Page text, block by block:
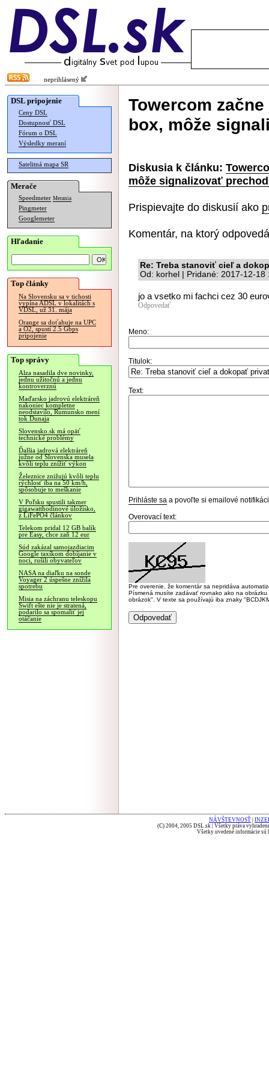
neprihlásený
DSL pripojenie
Ceny DSL
Dostupnosť DSL
Fórum o DSL
Výsledky meraní
Satelitná mapa SR
Merače
Speedmeter Merania
Pingmeter
Googlemeter
Hľadanie
Top články
Na Slovensku sa v tichosti
vypína ADSL v lokalitách s
VDSL, už 31. mája
Orange sa doťahuje na UPC
a O2, spustí 2.5 Gbps
pripojenie
Top správy
Alza nasadila dve novinky,
jednu užitočnú a jednu
kontroverznú
Maďarsko jadrovú elektráreň
nakoniec kompletne
neodstavilo, Rumunsko mení
tok Dunaja
Slovensko.sk má opäť
technické problémy
Ďalšia jadrová elektráreň
južne od Slovenska musela
kvôli teplu znížiť výkon
Železnice znižujú kvôli teplu
rýchlosť iba na 50 km/h,
spôsobuje to meškanie
V Poľsku spustili takmer
gigawatthodinové úložisko,
z LiFePO4 článkov
Telekom pridal 12 GB balík
pre Easy, chce zaň 12 eur
Súd zakázal samojazdiacim
Google taxíkom dobíjanie v
noci, rušili obyvateľov
NASA na diaľku na sonde
Voyager 2 úspešne znížila
spotrebu
Misia na záchranu teleskopu
Swift ešte nie je stratená,
podarilo sa spomaliť jej
otáčanie
Towercom
box, môže
Diskusia k článku:
môže signalizovať
Prispievajte do diskusií ako
Komentár, na ktorý
Re: Treba stanoviť cieľ a
Od: korhel | Pridané: 2017-12-18
jo a vsetko mi fachci cez 30
Odpovedať
Meno:
Titulok:
Text:
Prihláste sa a povoľte si emailové
Overovací text:
Pre overenie, že komentár sa nepridáva
Písmená musíte zadávať rovnako ako na
obrázok". V texte sa používajú iba znaky
NÁVŠTEVNOSŤ
(C) 2004, 2005 DSL.sk | Všetky práva
Všetky uvedené informácie sú